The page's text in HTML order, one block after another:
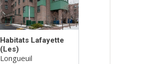
Habitats Lafayette
(Les)
Longueuil